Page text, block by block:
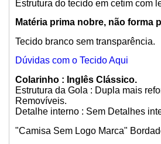
Estrutura do tecido em cetim com
Matéria prima nobre, não forma
Tecido branco sem transparência.
Dúvidas com o Tecido Aqui
Colarinho : Inglês Clássico.
Estrutura da Gola : Dupla mais
Removíveis.
Detalhe interno : Sem Detalhes
"Camisa Sem Logo Marca"